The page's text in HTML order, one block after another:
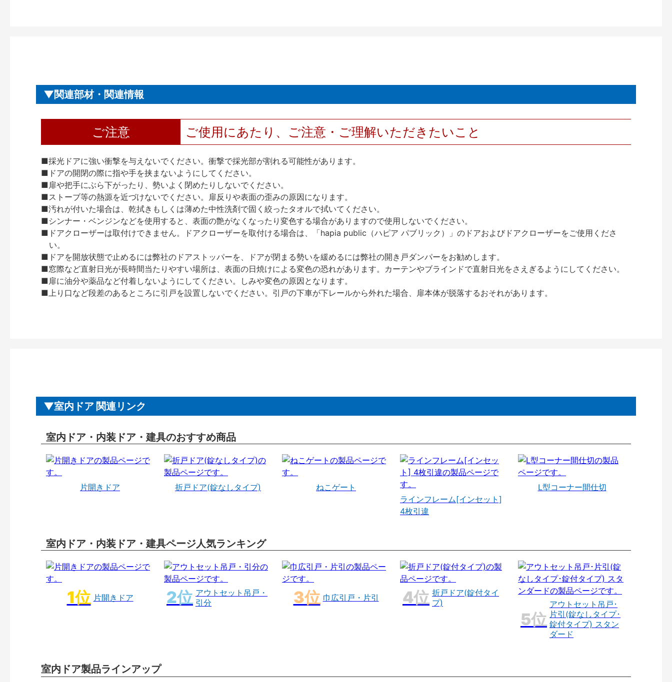
関連部材・関連情報
ご注意 ご使用にあたり、ご注意・ご理解いただきたいこと
■採光ドアに強い衝撃を与えないでください。衝撃で採光部が割れる可能性があります。
■ドアの開閉の際に指や手を挟まないようにしてください。
■扉や把手にぶら下がったり、勢いよく閉めたりしないでください。
■ストーブ等の熱源を近づけないでください。扉反りや表面の歪みの原因になります。
■汚れが付いた場合は、乾拭きもしくは薄めた中性洗剤で固く絞ったタオルで拭いてください。
■シンナー・ベンジンなどを使用すると、表面の艶がなくなったり変色する場合がありますので使用しないでください。
■ドアクローザーは取付けできません。ドアクローザーを取付ける場合は、「hapia public（ハピア パブリック）」のドアおよびドアクローザーをご使用くださ
い。
■ドアを開放状態で止めるには弊社のドアストッパーを、ドアが閉まる勢いを緩めるには弊社の開き戸ダンパーをお勧めします。
■窓際など直射日光が長時間当たりやすい場所は、表面の日焼けによる変色の恐れがあります。カーテンやブラインドで直射日光をさえぎるようにしてください。
■扉に油分や薬品など付着しないようにしてください。しみや変色の原因となります。
■上り口など段差のあるところに引戸を設置しないでください。引戸の下車が下レールから外れた場合、扉本体が脱落するおそれがあります。
室内ドア 関連リンク
室内ドア・内装ドア・建具のおすすめ商品
片開きドア 折戸ドア(錠なしタイプ)
ねこゲート
ラインフレーム[インセット]
4枚引違
L型コーナー間仕切
室内ドア・内装ドア・建具ページ人気ランキング
片開きドア
アウトセット吊戸・
引分
巾広引戸・片引
折戸ドア(錠付タイ
プ)
アウトセット吊戸･
片引(錠なしタイプ･
錠付タイプ) スタン
ダード
室内ドア製品ラインアップ